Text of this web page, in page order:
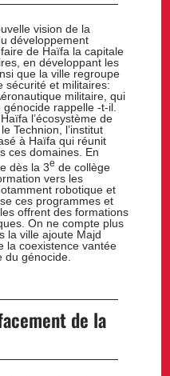
vision de la
développement
de Haïfa la capitale
en développant les
que la ville regroupe
sécurité et militaires:
militaire, qui
rappelle -t-il.
l’écosystème de
Technion, l’institut
à Haïfa qui réunit
ces domaines. En
dès la 3e de collège
vers les
robotique et
ces programmes et
offrent des formations
On ne compte plus
la ville ajoute Majd
la coexistence vantée
du génocide.
de la